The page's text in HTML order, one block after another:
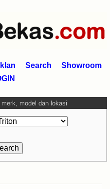
Search
Showroom
model dan lokasi